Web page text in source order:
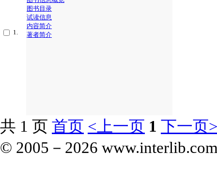
1.
图书目录
试读信息
内容简介
著者简介
共 1 页 首页 <上一页 1 下一页
© 2005－ 2026